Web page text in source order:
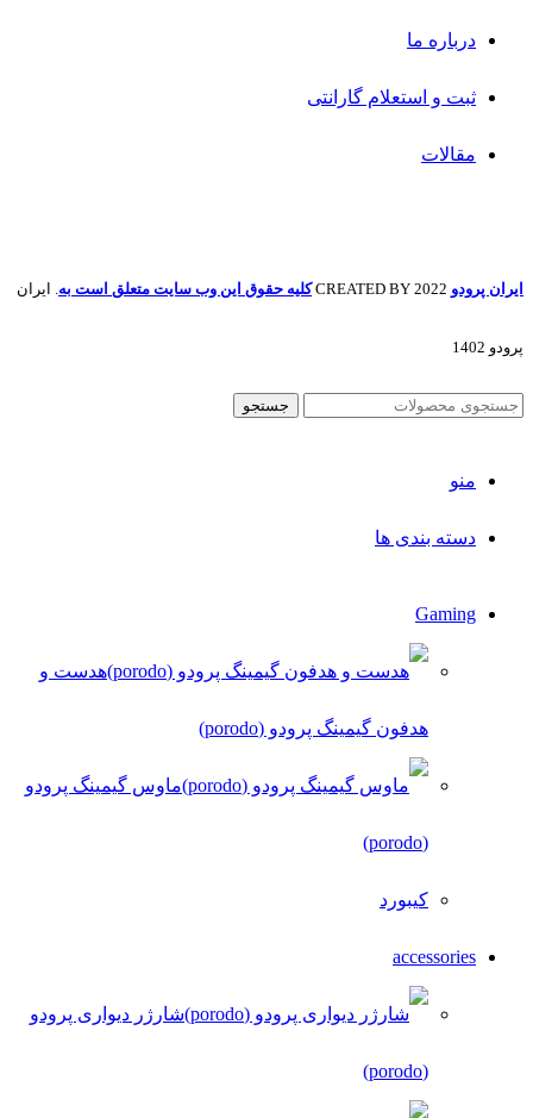
درباره ما
ثبت و استعلام گارانتی
مقالات
ایران پرودو 2022 CREATED BY کلیه حقوق این وب سایت متعلق است به . ایران
پرودو 1402
جستجو
منو
دسته بندی ها
Gaming
هدست و
هدفون گیمینگ پرودو (porodo)
ماوس گیمینگ پرودو
(porodo)
کیبورد
accessories
شارژر دیواری پرودو
(porodo)